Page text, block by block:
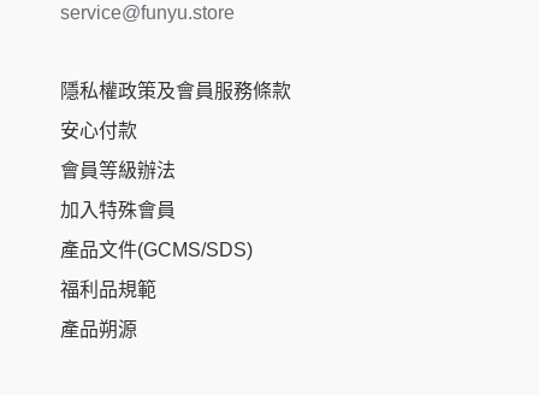
service@funyu.store
隱私權政策及會員服務條款
安心付款
會員等級辦法
加入特殊會員
產品文件(GCMS/SDS)
福利品規範
產品朔源